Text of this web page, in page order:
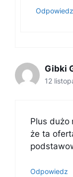
Odpowiedz
Gibki
12
Plus dużo
że ta
Odpowiedz